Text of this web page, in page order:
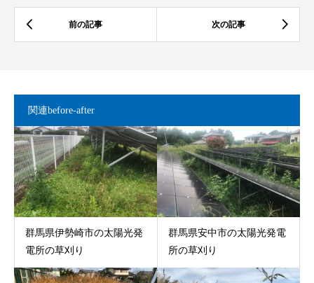
関連before-after
群馬県伊勢崎市の太陽光発
電所の草刈り
群馬県安中市の太陽光発電
所の草刈り